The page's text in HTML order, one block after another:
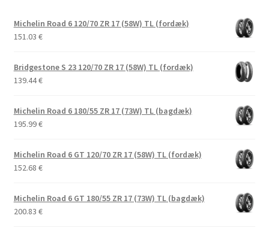
Michelin Road 6 120/70 ZR 17 (58W) TL (fordæk)
151.03 €
Bridgestone S 23 120/70 ZR 17 (58W) TL (fordæk)
139.44€
Michelin Road 6 180/55 ZR 17 (73W) TL (bagdæk)
195.99€
Michelin Road 6 GT 120/70 ZR 17 (58W) TL (fordæk)
152.68 €
Michelin Road 6 GT 180/55 ZR 17 (73W) TL (bagdæk)
200.83 €